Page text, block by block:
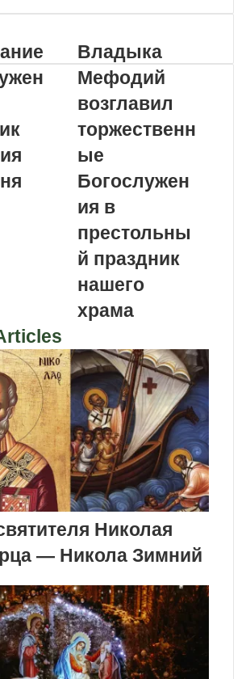
Владыка
Мефодий
возглавил
торжественн
ые
Богослужен
ия в
престольны
й праздник
нашего
храма
Николая
— Никола Зимний